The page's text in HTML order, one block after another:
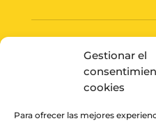
Gestionar el
cookies
Para ofrecer las mejores